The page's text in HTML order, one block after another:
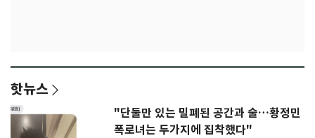
핫뉴스
"단둘만 있는 밀폐된 공간과 술…황정민
폭로녀는 두가지에 집착했다"